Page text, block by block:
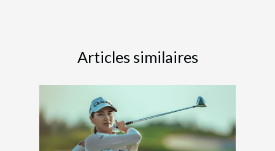
Articles similaires